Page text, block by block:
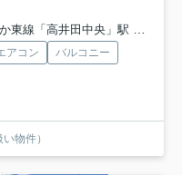
線「高井田中央」駅 徒歩18分
アコン
バルコニー
物件）